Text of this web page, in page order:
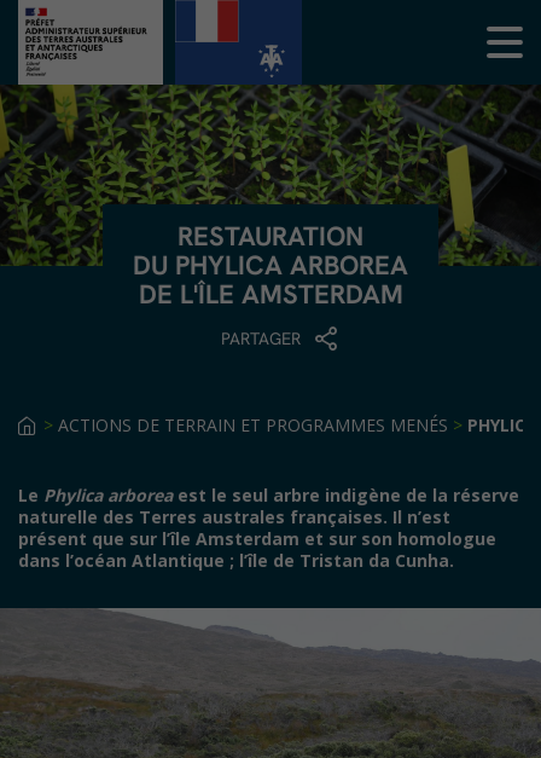
RESTAURATION
DU PHYLICA ARBOREA
DE L'ÎLE AMSTERDAM
PARTAGER
> ACTIONS DE TERRAIN ET PROGRAMMES MENÉS >
Le Phylica arboreaest le seul arbre indigène de la réserve
naturelle des Terres australes françaises. Il n’est
présent que sur l’île Amsterdam et sur son homologue
dans l’océan Atlantique ; l’île de Tristan da Cunha.